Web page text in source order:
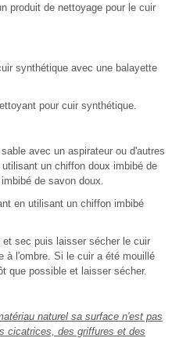
produit de nettoyage pour le cuir
synthétique avec une balayette
pour cuir synthétique.
avec un aspirateur ou d'autres
un chiffon doux imbibé de
de savon doux.
en utilisant un chiffon imbibé
sec puis laisser sécher le cuir
à l'ombre. Si le cuir a été mouillé
que possible et laisser sécher.
naturel sa surface n'est pas
cicatrices, des griffures et des